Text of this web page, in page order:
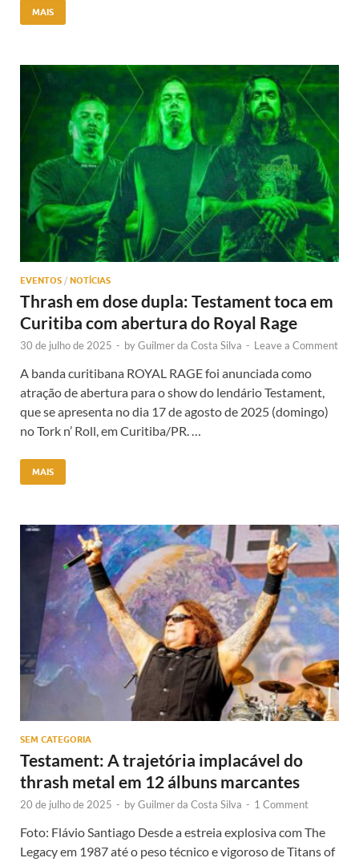
MAIS
EVENTOS / NOTÍCIAS
Thrash em dose dupla: Testament toca em
Curitiba com abertura do Royal Rage
30 de julho de 2025 - byGuilmer da Costa Silva - Leave a Comment
A banda curitibana ROYAL RAGE foi anunciada como
atração de abertura para o show do lendário Testament,
que se apresenta no dia 17 de agosto de 2025 (domingo)
no Tork n’ Roll, em Curitiba/PR. …
MAIS
SEM CATEGORIA
Testament: A trajetória implacável do
thrash metal em 12 álbuns marcantes
20 de julho de 2025 - byGuilmer da Costa Silva - 1 Comment
Foto: Flávio Santiago Desde a estreia explosiva com The
Legacy em 1987 até o peso técnico e vigoroso de Titans of